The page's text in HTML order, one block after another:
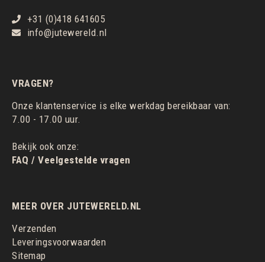
+31 (0)418 641605
info@jutewereld.nl
VRAGEN?
Onze klantenservice is elke werkdag bereikbaar van:
7.00 - 17.00 uur.
Bekijk ook onze:
FAQ / Veelgestelde vragen
MEER OVER JUTEWERELD.NL
Verzenden
Leveringsvoorwaarden
Sitemap